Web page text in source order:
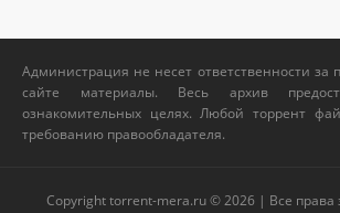
Администрация не несет ответственности за
сайте материалы. Весь архив
ознакомительных целях. Любой торрент
требованию правообладателя.
Copyright torrent-mera.ru © 2026 | Все